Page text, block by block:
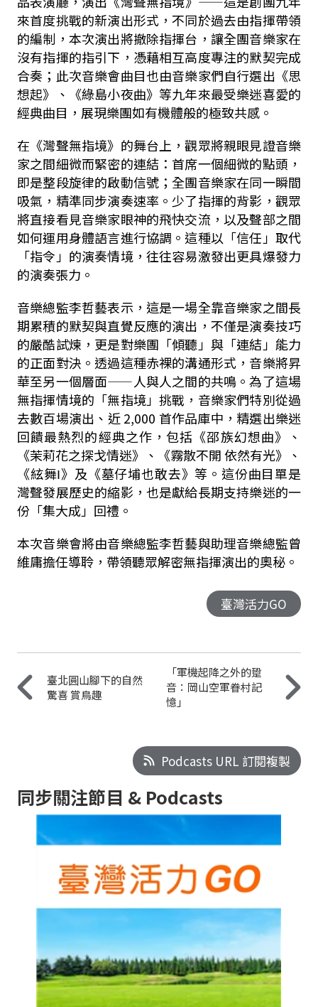
來首度挑戰的新演出形式，不同於過去由指揮帶領
的編制，本次演出將撤除指揮台，讓全團音樂家在
沒有指揮的指引下，憑藉相互高度專注的默契完成
合奏；此次音樂會曲目也由音樂家們自行選出《思
想起》、《綠島小夜曲》等九年來最受樂迷喜愛的
經典曲目，展現樂團如有機體般的極致共感。
在《灣聲無指境》的舞台上，觀眾將親眼見證音樂
家之間細微而緊密的連結：首席一個細微的點頭，
即是整段旋律的啟動信號；全團音樂家在同一瞬間
吸氣，精準同步演奏速率。少了指揮的背影，觀眾
將直接看見音樂家眼神的飛快交流，以及聲部之間
如何運用身體語言進行協調。這種以「信任」取代
「指令」的演奏情境，往往容易激發出更具爆發力
的演奏張力。
音樂總監李哲藝表示，這是一場全靠音樂家之間長
期累積的默契與直覺反應的演出，不僅是演奏技巧
的嚴酷試煉，更是對樂團「傾聽」與「連結」能力
的正面對決。透過這種赤裸的溝通形式，音樂將昇
華至另一個層面——人與人之間的共鳴。為了這場
無指揮情境的「無指境」挑戰，音樂家們特別從過
去數百場演出、近2,000 首作品庫中，精選出樂迷
回饋最熱烈的經典之作，包括《邵族幻想曲》、
《茉莉花之探戈情迷》、《霧散不開依然有光》、
《絃舞Ι》及《墓仔埔也敢去》等。這份曲目單是
灣聲發展歷史的縮影，也是獻給長期支持樂迷的一
份「集大成」回禮。
本次音樂會將由音樂總監李哲藝與助理音樂總監曾
維庸擔任導聆，帶領聽眾解密無指揮演出的奧秘。
臺灣活力GO
臺北圓山腳下的自然
驚喜 賞鳥趣
「軍機起降之外的跫
音：岡山空軍眷村記
憶」
Podcasts URL 訂閱複製
同步關注節目 & Podcasts